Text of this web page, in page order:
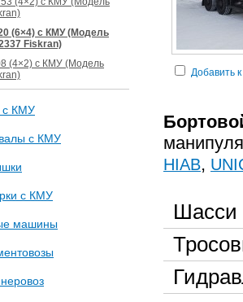
(6×4) с КМУ (Модель
Fiskran)
(4×2) с КМУ (Модель
с КМУ
с КМУ
с КМУ
машины
Добавить
HIAB,
Шасси